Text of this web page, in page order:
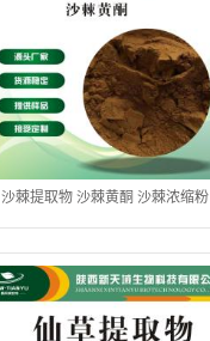
沙棘提取物 沙棘黄酮 沙棘浓缩粉